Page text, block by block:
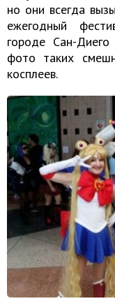
но они всегда
ежегодный
городе Сан-
фото таких
косплеев.